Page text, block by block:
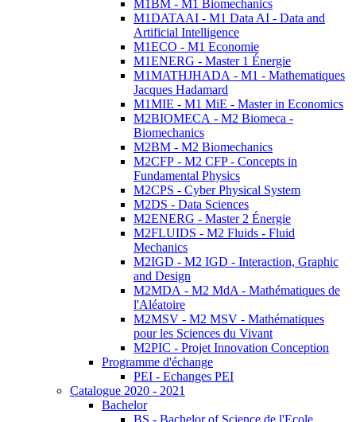
M1BM - M1 Biomechanics
M1DATAAI - M1 Data AI - Data and
Artificial Intelligence
M1ECO - M1 Economie
M1ENERG - Master 1 Énergie
M1MATHJHADA - M1 - Mathematiques
Jacques Hadamard
M1MIE - M1 MiE - Master in Economics
M2BIOMECA - M2 Biomeca -
Biomechanics
M2BM - M2 Biomechanics
M2CFP - M2 CFP - Concepts in
Fundamental Physics
M2CPS - Cyber Physical System
M2DS - Data Sciences
M2ENERG - Master 2 Énergie
M2FLUIDS - M2 Fluids - Fluid
Mechanics
M2IGD - M2 IGD - Interaction, Graphic
and Design
M2MDA - M2 MdA - Mathématiques de
l'Aléatoire
M2MSV - M2 MSV - Mathématiques
pour les Sciences du Vivant
M2PIC - Projet Innovation Conception
Programme d'échange
PEI - Echanges PEI
Catalogue 2020 - 2021
Bachelor
BS - Bachelor of Science de l'Ecole